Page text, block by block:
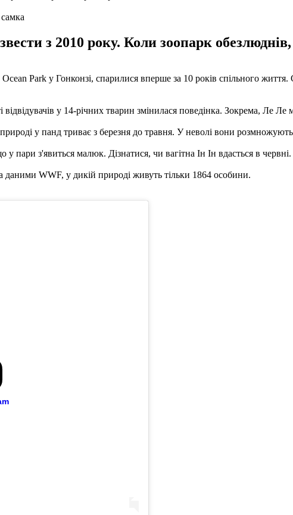
з 2010 року. Коли зоопарк
Park у Гонконзі, спарилися вперше за 10 років спільного життя.
у 14-річних тварин змінилася поведінка. Зокрема, Ле Ле
у панд триває з березня до травня. У неволі вони
пари з'явиться малюк. Дізнатися, чи вагітна Ін Ін вдасться в червні.
даними WWF, у дикій природі живуть тільки 1864 особини.